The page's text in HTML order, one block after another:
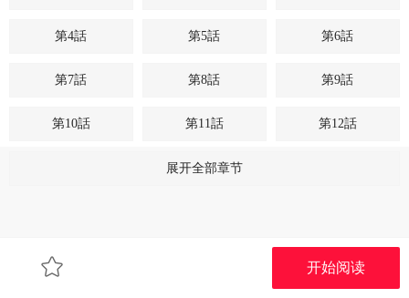
第4話 第5話 第6話
第7話 第8話 第9話
第10話 第11話 第12話
第14話
第19話
开始阅读
展开全部章节